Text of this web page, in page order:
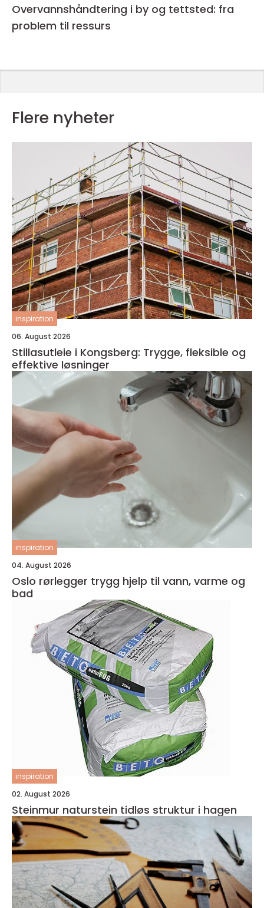
Overvannshåndtering i by og tettsted: fra
problem til ressurs
Flere nyheter
inspiration
06. August 2026
Stillasutleie i Kongsberg: Trygge, fleksible og
effektive løsninger
inspiration
04. August 2026
Oslo rørlegger trygg hjelp til vann, varme og
bad
inspiration
02. August 2026
Steinmur naturstein tidløs struktur i hagen